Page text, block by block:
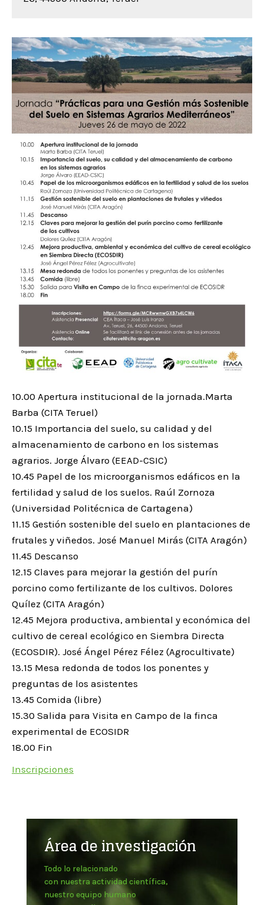
10.00 Apertura institucional de la jornada.Marta
Barba (CITA Teruel)
10.15 Importancia del suelo, su calidad y del
almacenamiento de carbono en los sistemas
agrarios. Jorge Álvaro (EEAD-CSIC)
10.45 Papel de los microorganismos edáficos en la
fertilidad y salud de los suelos. Raúl Zornoza
(Universidad Politécnica de Cartagena)
11.15 Gestión sostenible del suelo en plantaciones de
frutales y viñedos. José Manuel Mirás (CITA Aragón)
11.45 Descanso
12.15 Claves para mejorar la gestión del purín
porcino como fertilizante de los cultivos. Dolores
Quílez (CITA Aragón)
12.45 Mejora productiva, ambiental y económica del
cultivo de cereal ecológico en Siembra Directa
(ECOSDIR). José Ángel Pérez Félez (Agrocultivate)
13.15 Mesa redonda de todos los ponentes y
preguntas de los asistentes
13.45 Comida (libre)
15.30 Salida para Visita en Campo de la finca
experimental de ECOSIDR
18.00 Fin
Inscripciones
Área de investigación
Todo lo relacionado
con nuestra actividad científica,
nuestro equipo humano